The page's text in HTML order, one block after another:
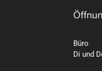
Büro
Di und